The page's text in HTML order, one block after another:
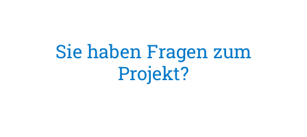
Sie haben Fragen zum
Projekt?